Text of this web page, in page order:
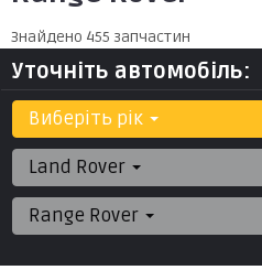
Знайдено 455 запчастин
Уточніть автомобіль:
Виберіть рік
Land Rover
Range Rover